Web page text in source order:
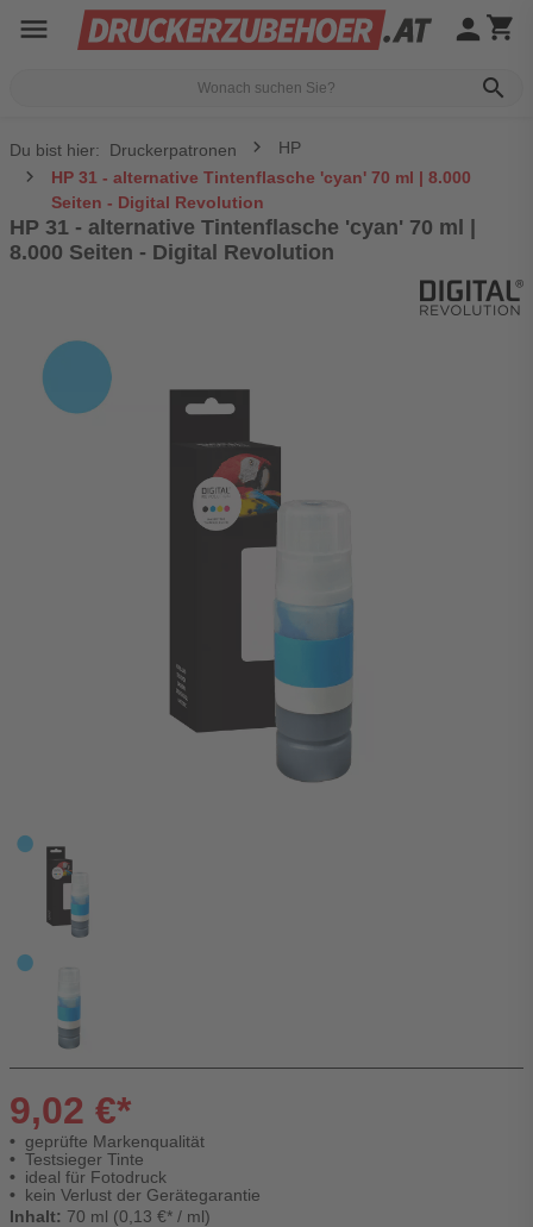
menu
search
person shopping_cart
Du bist hier: Druckerpatronen
HP
HP 31 - alternative Tintenflasche 'cyan' 70 ml | 8.000
Seiten - Digital Revolution
HP 31 - alternative Tintenflasche 'cyan' 70 ml |
8.000 Seiten - Digital Revolution
9,02 €*
geprüfte Markenqualität
Testsieger Tinte
ideal für Fotodruck
kein Verlust der Gerätegarantie
Inhalt: 70 ml (0,13 €* / ml)